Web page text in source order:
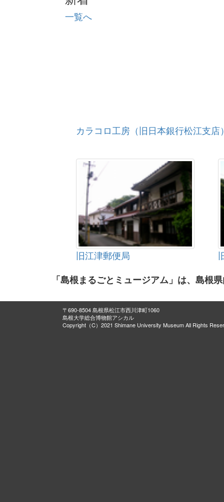
一覧へ
カラコロ工房（旧日本銀行松江支店
旧江津郵便局
「島根まるごとミュージアム」は、島根
〒690-8504 島根県松江市西川津町1060
島根大学総合博物館アシカル
Copyright（C）2021 Shimane University Museum All Rights